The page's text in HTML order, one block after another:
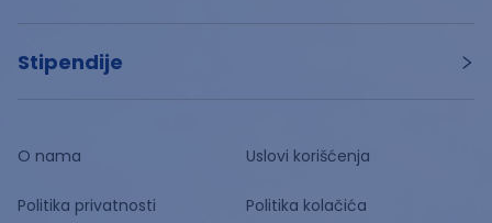
Stipendije
O nama Uslovi korišćenja
Politika privatnosti Politika kolačića